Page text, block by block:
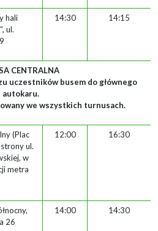
hali
ul.
14:30 14:15
CENTRALNA
uczestników busem do głównego
autokaru.
we wszystkich turnusach.
(Plac
ul.
w
metra
12:00 16:30
26
14:00 14:30